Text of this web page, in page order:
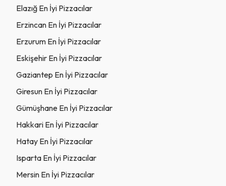
Elazığ En İyi Pizzacılar
Erzincan En İyi Pizzacılar
Erzurum En İyi Pizzacılar
Eskişehir En İyi Pizzacılar
Gaziantep En İyi Pizzacılar
Giresun En İyi Pizzacılar
Gümüşhane En İyi Pizzacılar
Hakkari En İyi Pizzacılar
Hatay En İyi Pizzacılar
Isparta En İyi Pizzacılar
Mersin En İyi Pizzacılar